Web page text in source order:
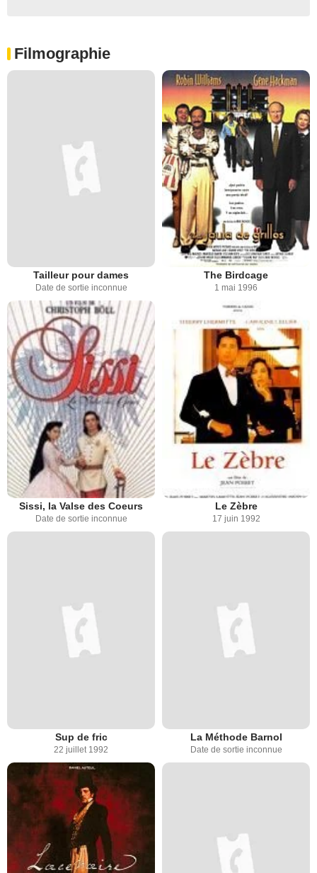
Filmographie
Tailleur pour dames
Date de sortie inconnue
The Birdcage
1 mai 1996
Sissi, la Valse des Coeurs
Date de sortie inconnue
Le Zèbre
17 juin 1992
Sup de fric
22 juillet 1992
La Méthode Barnol
Date de sortie inconnue